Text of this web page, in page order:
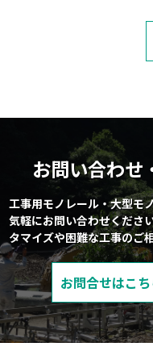
お問い合わせ
工事用モノレール・大型モ
気軽にお問い合わせくださ
タマイズや困難な工事のご
お問合せはこち